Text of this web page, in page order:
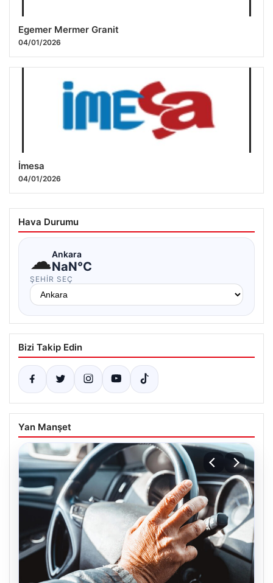
Egemer Mermer Granit
04/01/2026
İmesa
04/01/2026
Hava Durumu
☁Ankara
NaN°C
ŞEHIR SEÇ
Bizi Takip Edin
Yan Manşet